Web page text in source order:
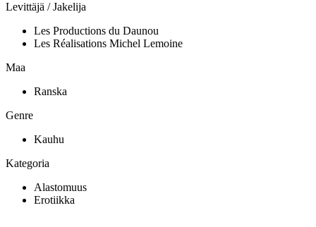
Levittäjä / Jakelija
Les Productions du Daunou
Les Réalisations Michel Lemoine
Maa
Ranska
Genre
Kauhu
Kategoria
Alastomuus
Erotiikka